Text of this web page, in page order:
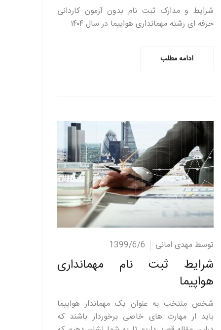
شرایط و مدارک ثبت نام بدون آزمون کاردانی
حرفه ای رشته مهمانداری هواپیما در سال ۱۴۰۴
ادامه مطلب
توسط مهدی امانی 1399/6/6
شرایط ثبت نام مهمانداری
هواپیما
شخص منتخب به عنوان یک مهماندار هواپیما
باید از مهارت های خاصی برخوردار باشند که